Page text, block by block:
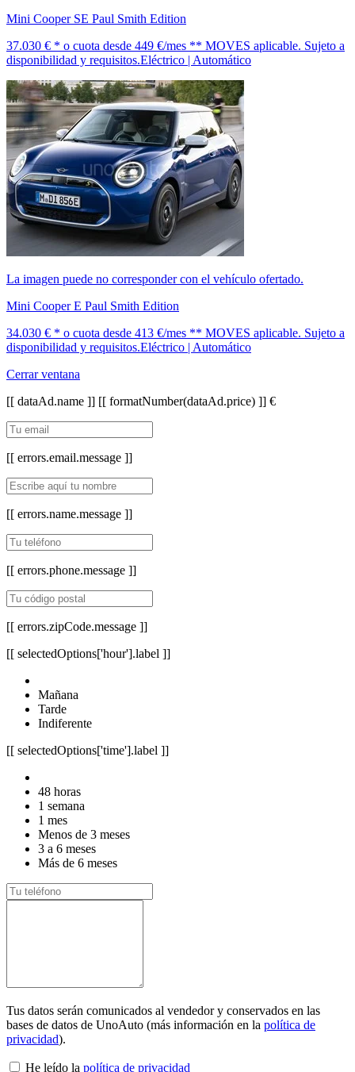
Mini Cooper SE Paul Smith Edition
37.030 € * o cuota desde 449 €/mes ** MOVES aplicable. Sujeto a
disponibilidad y requisitos.Eléctrico | Automático
La imagen puede no corresponder con el vehículo ofertado.
Mini Cooper E Paul Smith Edition
34.030 € * o cuota desde 413 €/mes ** MOVES aplicable. Sujeto a
disponibilidad y requisitos.Eléctrico | Automático
Cerrar ventana
[[ dataAd.name ]] [[ formatNumber(dataAd.price) ]] €
[[ errors.email.message ]]
[[ errors.name.message ]]
[[ errors.phone.message ]]
[[ errors.zipCode.message ]]
[[ selectedOptions['hour'].label ]]
Mañana
Tarde
Indiferente
[[ selectedOptions['time'].label ]]
48 horas
1 semana
1 mes
Menos de 3 meses
3 a 6 meses
Más de 6 meses
Tus datos serán comunicados al vendedor y conservados en las
bases de datos de UnoAuto (más información en la política de
privacidad).
He leído la política de privacidad